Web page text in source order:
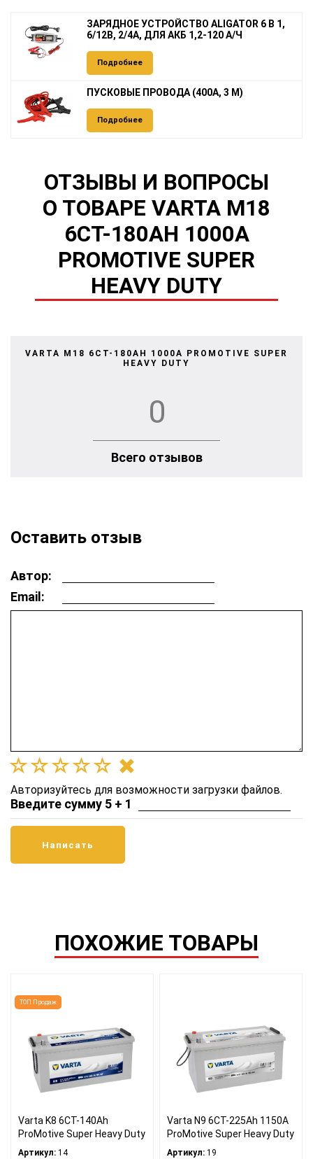
ЗАРЯДНОЕ УСТРОЙСТВО ALIGATOR 6 В 1,
6/12В, 2/4А, ДЛЯ АКБ 1,2-120 А/Ч
Подробнее
ПУСКОВЫЕ ПРОВОДА (400А, 3 М)
Подробнее
ОТЗЫВЫ И ВОПРОСЫ
О ТОВАРЕ VARTA M18
6СТ-180AH 1000A
PROMOTIVE SUPER
HEAVY DUTY
VARTA M18 6СТ-180AH 1000A PROMOTIVE SUPER
HEAVY DUTY
0
Всего отзывов
Оставить отзыв
Автор:
Email:
Авторизуйтесь для возможности загрузки файлов.
Введите сумму 5 + 1
ПОХОЖИЕ ТОВАРЫ
ТОП Продаж
Varta K8 6СТ-140Ah
ProMotive Super Heavy Duty
Артикул: 14
Varta N9 6СТ-225Ah 1150A
ProMotive Super Heavy Duty
Артикул: 19